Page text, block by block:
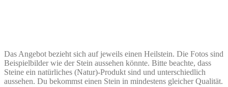
Das Angebot bezieht sich auf jeweils einen Heilstein. Die Fotos sind
Beispielbilder wie der Stein aussehen könnte. Bitte beachte, dass
Steine ein natürliches (Natur)-Produkt sind und unterschiedlich
aussehen. Du bekommst einen Stein in mindestens gleicher Qualität.